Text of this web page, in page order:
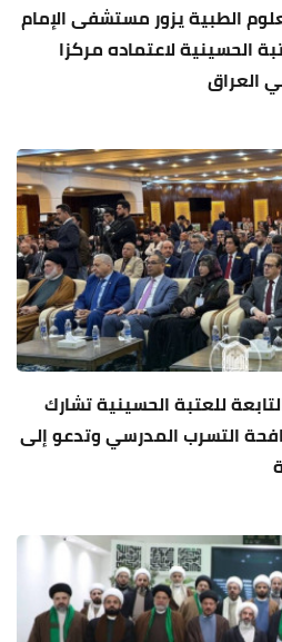
الطبية يزور مستشفى الإمام
الحسينية لاعتماده مركزا
العراق
للعتبة الحسينية تشارك
التسرب المدرسي وتدعو إلى